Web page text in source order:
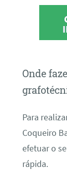
Onde
Para
Coqueiro
efetuar o
rápida.